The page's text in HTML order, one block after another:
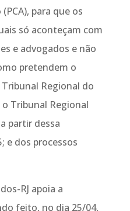
para que os
só aconteçam com
e advogados e não
pretendem o
Tribunal Regional do
o Tribunal Regional
partir dessa
e dos processos
RJ apoia a
feito, no dia 25/04,